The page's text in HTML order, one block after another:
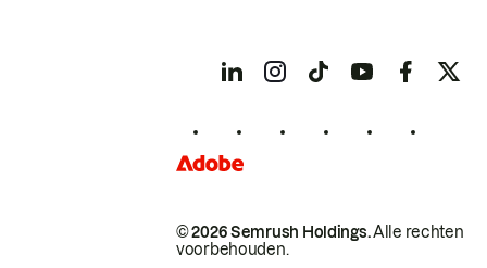
© 2026 Semrush Holdings.Alle rechten
voorbehouden.